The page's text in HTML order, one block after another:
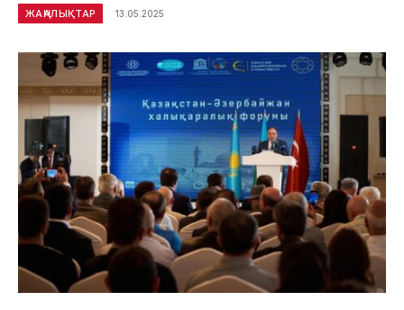
ЖАҢАЛЫҚТАР 13.05.2025